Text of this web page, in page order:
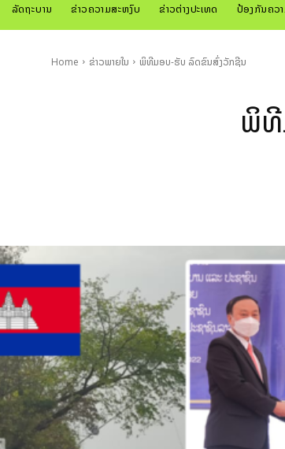
ລັດຖະບານ ຂ່າວຄວາມສະຫງົບ ຂ່າວຕ່າງປະເທດ ປ້ອງກັນຄວ
Home ຂ່າວພາຍໃນ ພິທີມອບ-ຮັບ ລົດຂົນສົ່ງວັກຊີນ
ພິ